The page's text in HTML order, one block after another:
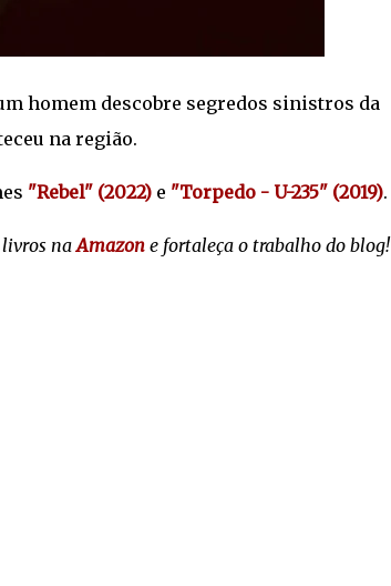
homem descobre segredos sinistros da
na região.
"Rebel" (2022)e "Torpedo - U-235" (2019).
livros naAmazone fortaleça o trabalho do blog!